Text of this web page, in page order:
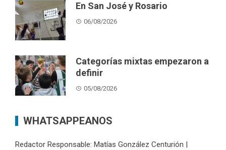
En San José y Rosario
06/08/2026
Categorías mixtas empezaron a
definir
05/08/2026
WHATSAPPEANOS
Redactor Responsable: Matías González Centurión |